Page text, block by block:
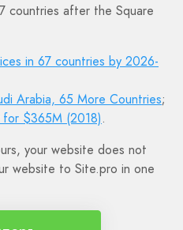
countries after the Square
in 67 countries by 2026-
Arabia, 65 More Countries;
for $365M (2018).
your website does not
website to Site.pro in one